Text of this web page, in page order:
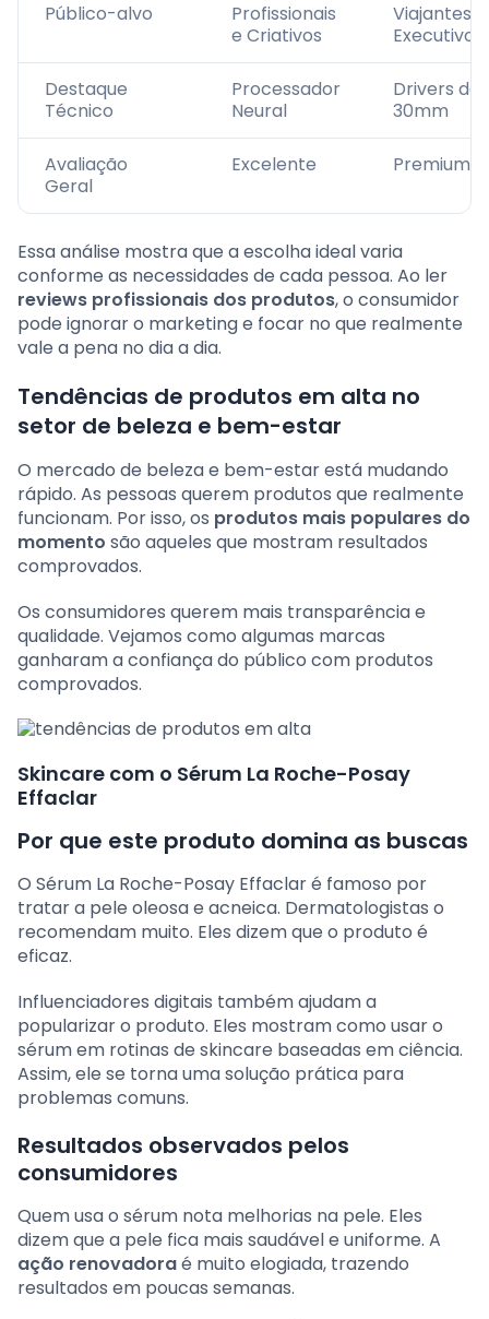
Público-alvo
Profissionais
e Criativos
Viajantes e
Executivos
Destaque
Técnico
Processador
Neural
Drivers de
30mm
Avaliação
Geral
Excelente Premium
Essa análise mostra que a escolha ideal varia
conforme as necessidades de cada pessoa. Ao ler
reviews profissionais dos produtos, o consumidor
pode ignorar o marketing e focar no que realmente
vale a pena no dia a dia.
Tendências de produtos em alta no
setor de beleza e bem-estar
O mercado de beleza e bem-estar está mudando
rápido. As pessoas querem produtos que realmente
funcionam. Por isso, os produtos mais populares do
momento são aqueles que mostram resultados
comprovados.
Os consumidores querem mais transparência e
qualidade. Vejamos como algumas marcas
ganharam a confiança do público com produtos
comprovados.
Skincare com o Sérum La Roche-Posay
Effaclar
Por que este produto domina as buscas
O Sérum La Roche-Posay Effaclar é famoso por
tratar a pele oleosa e acneica. Dermatologistas o
recomendam muito. Eles dizem que o produto é
eficaz.
Influenciadores digitais também ajudam a
popularizar o produto. Eles mostram como usar o
sérum em rotinas de skincare baseadas em ciência.
Assim, ele se torna uma solução prática para
problemas comuns.
Resultados observados pelos
consumidores
Quem usa o sérum nota melhorias na pele. Eles
dizem que a pele fica mais saudável e uniforme. A
ação renovadoraé muito elogiada, trazendo
resultados em poucas semanas.